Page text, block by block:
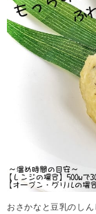
おさかなと豆乳のし